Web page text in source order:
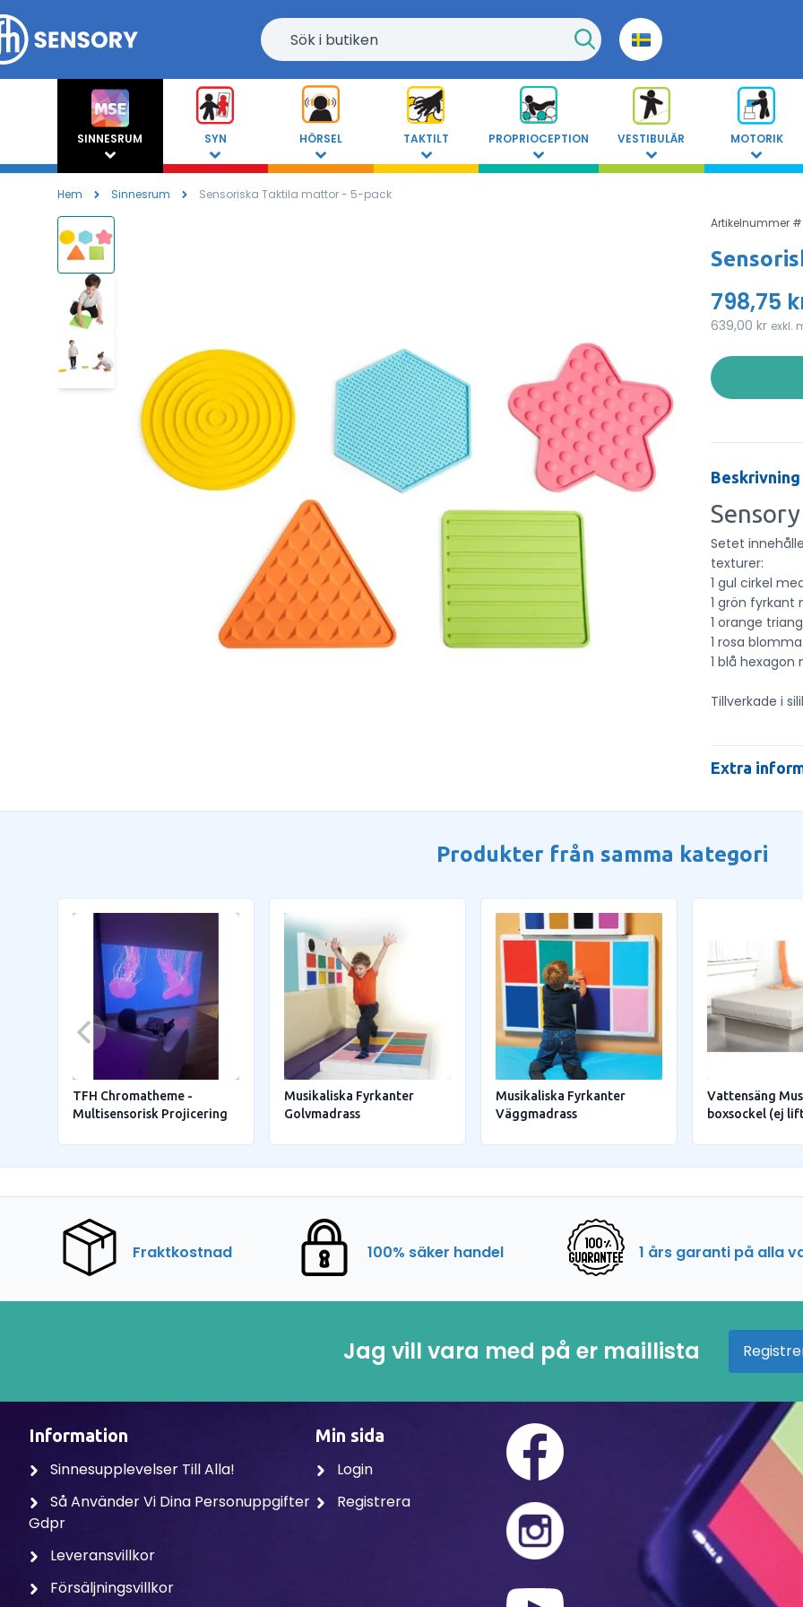
SINNESRUM SYN HÖRSEL TAKTILT PROPRIOCEPTION VESTIBULÄR MOTORIK
Hem Sinnesrum
Sensoriska Taktila mattor - 5-pack
Artikelnummer
798,75
639,00 kr exkl.
Beskrivning
Setet
texturer:
1 gul cirkel
1 grön fyrkant
1 orange
1 rosa
1 blå
Tillverkade i
Extra
Produkter från samma kategori
TFH Chromatheme -
Multisensorisk Projicering
Musikaliska Fyrkanter
Golvmadrass
Musikaliska Fyrkanter
Väggmadrass
Vattensäng
boxsockel (ej
Fraktkostnad 100% säker handel 1 års garanti på alla
Jag vill vara med på er maillista
Information
Sinnesupplevelser Till Alla!
Så Använder Vi Dina Personuppgifter
Gdpr
Leveransvillkor
Försäljningsvillkor
Min sida
Login
Registrera